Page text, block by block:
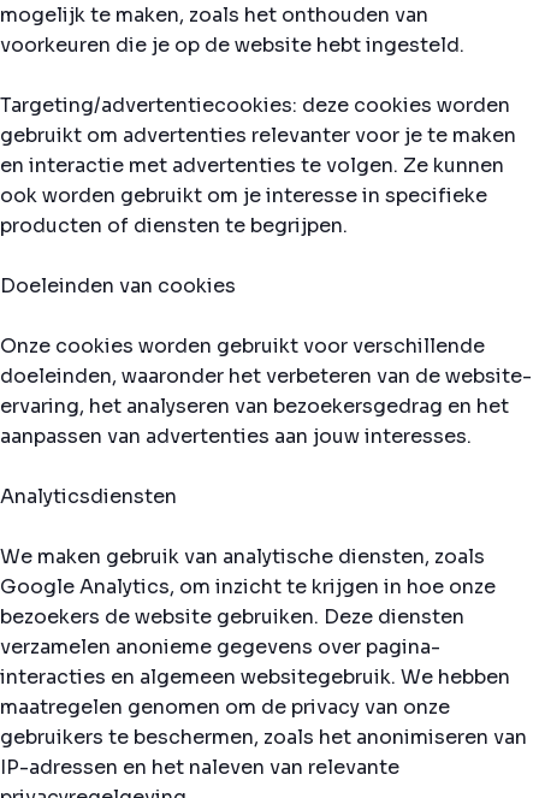
mogelijk te maken, zoals het onthouden van
voorkeuren die je op de website hebt ingesteld.
Targeting/advertentiecookies: deze cookies worden
gebruikt om advertenties relevanter voor je te maken
en interactie met advertenties te volgen. Ze kunnen
ook worden gebruikt om je interesse in specifieke
producten of diensten te begrijpen.
Doeleinden van cookies
Onze cookies worden gebruikt voor verschillende
doeleinden, waaronder het verbeteren van de website-
ervaring, het analyseren van bezoekersgedrag en het
aanpassen van advertenties aan jouw interesses.
Analyticsdiensten
We maken gebruik van analytische diensten, zoals
Google Analytics, om inzicht te krijgen in hoe onze
bezoekers de website gebruiken. Deze diensten
verzamelen anonieme gegevens over pagina-
interacties en algemeen websitegebruik. We hebben
maatregelen genomen om de privacy van onze
gebruikers te beschermen, zoals het anonimiseren van
IP-adressen en het naleven van relevante